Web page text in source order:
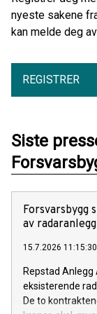
nyeste sakene
kan melde deg
REGISTRER
Siste
av radaranlegg
15.7.2026 11:15:30
Repstad
eksisterende
De to